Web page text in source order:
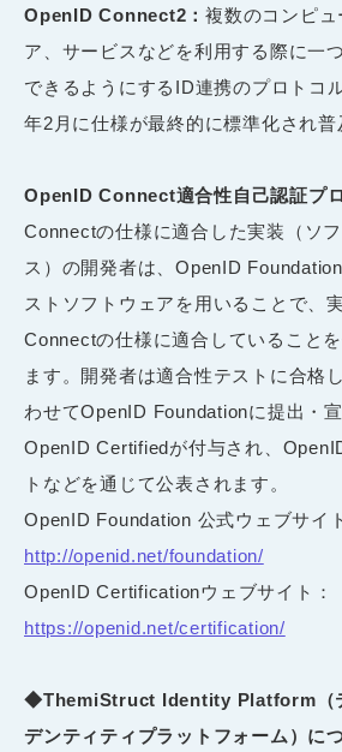
OpenID Connect2 ： 複数のコンピュ
ア、サービスなどを利用する際に一
できるようにするID連携のプロトコ
年2月に仕様が最終的に標準化され普
OpenID Connect適合性自己認証プ
Connectの仕様に適合した実装（ソ
ス）の開発者は、OpenID
ストソフトウェアを用いることで、
Connectの仕様に適合していること
ます。開発者は適合性テストに合格
わせてOpenID Foundationに提出・宣
OpenID Certifiedが付与され、
トなどを通じて公表されます。
OpenID Foundation 公式ウェブサイ
http://openid.net/foundation/
OpenID Certificationウェブサイト：
https://openid.net/certification/
◆ThemiStruct Identity Platform（
デンティティプラットフォーム）に